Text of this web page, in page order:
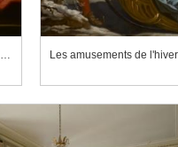
Femme contemplant une miniature de son chevalier (détail)